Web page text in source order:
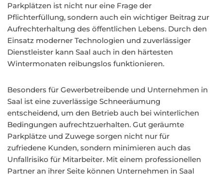
Parkplätzen ist nicht nur eine Frage der
Pflichterfüllung, sondern auch ein wichtiger Beitrag zur
Aufrechterhaltung des öffentlichen Lebens. Durch den
Einsatz moderner Technologien und zuverlässiger
Dienstleister kann Saal auch in den härtesten
Wintermonaten reibungslos funktionieren.
Besonders für Gewerbetreibende und Unternehmen in
Saal ist eine zuverlässige Schneeräumung
entscheidend, um den Betrieb auch bei winterlichen
Bedingungen aufrechtzuerhalten. Gut geräumte
Parkplätze und Zuwege sorgen nicht nur für
zufriedene Kunden, sondern minimieren auch das
Unfallrisiko für Mitarbeiter. Mit einem professionellen
Partner an ihrer Seite können Unternehmen in Saal